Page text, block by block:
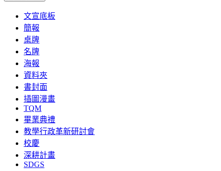
文宣底板
簡報
桌牌
名牌
海報
資料夾
書封面
插圖漫畫
TQM
畢業典禮
教學行政革新研討會
校慶
深耕計畫
SDGS